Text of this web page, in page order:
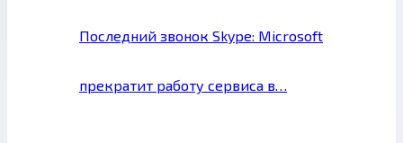
Последний звонок Skype: Microsoft
прекратит работу сервиса в…